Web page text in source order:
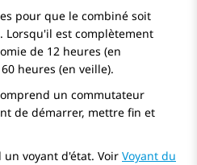
pour que le combiné soit
Lorsqu'il est complètement
de 12 heures (en
heures (en veille).
un commutateur
de démarrer, mettre fin et
voyant d'état. Voir Voyant du